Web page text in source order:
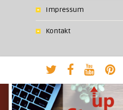
Impressum
Kontakt